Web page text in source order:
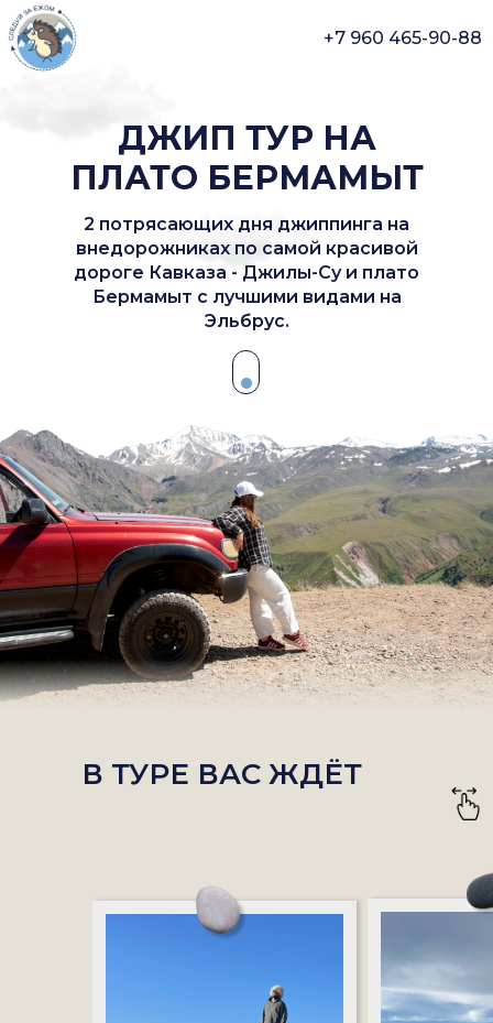
+7 960 465-90-88
ДЖИП ТУР НА
ПЛАТО БЕРМАМЫТ
2 потрясающих дня джиппинга на
внедорожниках по самой красивой
дороге Кавказа - Джилы-Су и плато
Бермамыт с лучшими видами на
Эльбрус.
В ТУРЕ ВАС ЖДЁТ